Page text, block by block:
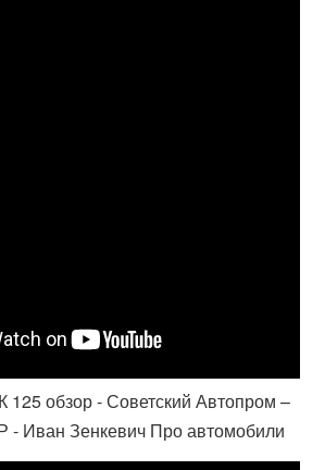
обзор - Советский Автопром –
Иван Зенкевич Про автомобили